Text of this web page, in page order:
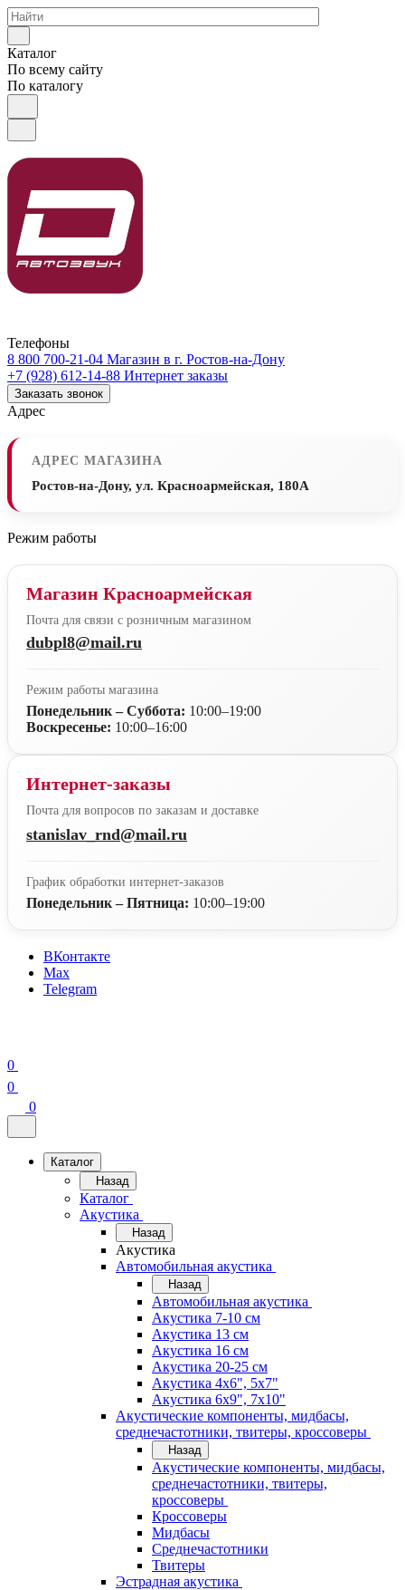
Каталог
По всему сайту
По каталогу
Телефоны
8 800 700-21-04 Магазин в г. Ростов-на-Дону
+7 (928) 612-14-88 Интернет заказы
Заказать звонок
Адрес
АДРЕС МАГАЗИНА
Ростов-на-Дону, ул. Красноармейская, 180А
Режим работы
Магазин Красноармейская
Почта для связи с розничным магазином
dubpl8@mail.ru
Режим работы магазина
Понедельник – Суббота: 10:00–19:00
Воскресенье: 10:00–16:00
Интернет-заказы
Почта для вопросов по заказам и доставке
stanislav_rnd@mail.ru
График обработки интернет-заказов
Понедельник – Пятница: 10:00–19:00
ВКонтакте
Max
Telegram
0
0
0
Каталог
Назад
Каталог
Акустика
Назад
Акустика
Автомобильная акустика
Назад
Автомобильная акустика
Акустика 7-10 см
Акустика 13 см
Акустика 16 см
Акустика 20-25 см
Акустика 4х6", 5х7"
Акустика 6х9", 7х10"
Акустические компоненты, мидбасы,
среднечастотники, твитеры, кроссоверы
Назад
Акустические компоненты, мидбасы,
среднечастотники, твитеры,
кроссоверы
Кроссоверы
Мидбасы
Среднечастотники
Твитеры
Эстрадная акустика